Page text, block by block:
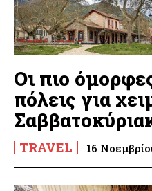
Οι πιο
πόλεις για
TRAVEL 16